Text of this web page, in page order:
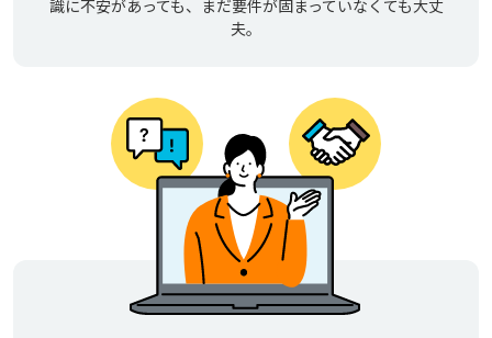
識に不安があっても、まだ要件が固まっていなくても大丈
夫。